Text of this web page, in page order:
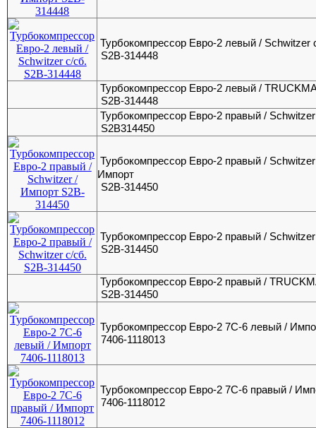
Турбокомпрессор Евро-2 левый / Schwitzer
S2B-314448
Турбокомпрессор Евро-2 левый /
S2B-314448
Турбокомпрессор Евро-2 правый / Schwitzer
S2B314450
Турбокомпрессор Евро-2 правый /
Импорт
S2B-314450
Турбокомпрессор Евро-2 правый /
S2B-314450
Турбокомпрессор Евро-2 правый /
S2B-314450
Турбокомпрессор Евро-2 7С-6 левый /
7406-1118013
Турбокомпрессор Евро-2 7С-6 правый /
7406-1118012